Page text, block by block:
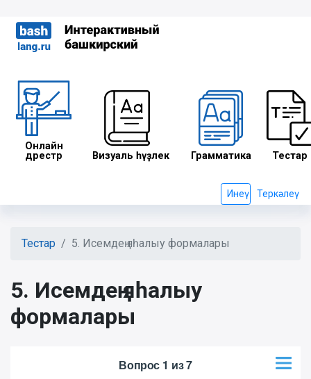
Онлайн
дәрестәр
Визуаль һүҙлек Грамматика Тестар
Инеү Теркәлеү
Тестар 5. Исемдең яһалыу формалары
5. Исемдең яһалыу
формалары